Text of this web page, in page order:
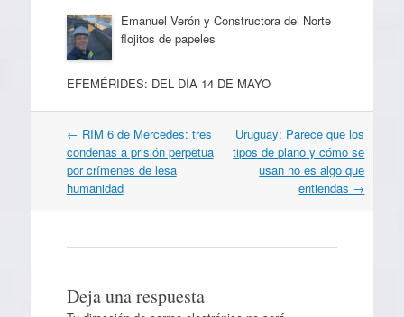
Emanuel Verón y Constructora del Norte
flojitos de papeles
EFEMÉRIDES: DEL DÍA 14 DE MAYO
Navegación
por
artículos
← RIM 6 de Mercedes: tres
condenas a prisión perpetua
por crímenes de lesa
humanidad
Uruguay: Parece que los
tipos de plano y cómo se
usan no es algo que
entiendas →
Deja una respuesta